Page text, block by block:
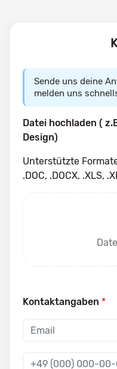
Sende uns deine
melden uns
Datei hochladen (
Design)
Unterstützte
.DOC, .DOCX, .XLS,
Kontaktangaben *